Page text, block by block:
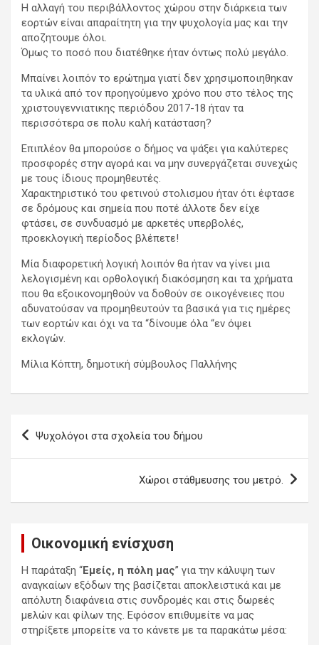
Η αλλαγή του περιβάλλοντος χώρου στην διάρκεια των
εορτών είναι απαραίτητη για την ψυχολογία μας και την
αποζητουμε όλοι.
Όμως το ποσό που διατέθηκε ήταν όντως πολύ μεγάλο.
Μπαίνει λοιπόν το ερώτημα γιατί δεν χρησιμοποιηθηκαν
τα υλικά από τον προηγούμενο χρόνο που στο τέλος της
χριστουγεννιατικης περιόδου 2017-18 ήταν τα
περισσότερα σε πολυ καλή κατάσταση?
Επιπλέον θα μπορούσε ο δήμος να ψάξει για καλύτερες
προσφορές στην αγορά και να μην συνεργάζεται συνεχώς
με τους ίδιους προμηθευτές.
Χαρακτηριστικό του φετινού στολισμου ήταν ότι έφτασε
σε δρόμους και σημεία που ποτέ άλλοτε δεν είχε
φτάσει, σε συνδυασμό με αρκετές υπερβολές,
προεκλογική περίοδος βλέπετε!
Μία διαφορετική λογική λοιπόν θα ήταν να γίνει μια
λελογισμένη και ορθολογική διακόσμηση και τα χρήματα
που θα εξοικονομηθούν να δοθούν σε οικογένειες που
αδυνατούσαν να προμηθευτούν τα βασικά για τις ημέρες
των εορτών και όχι να τα “δίνουμε όλα “εν όψει
εκλογών.
Μίλια Κόπτη, δημοτική σύμβουλος Παλλήνης
Πλοήγηση
άρθρων
Ψυχολόγοι στα σχολεία του δήμου
Χώροι στάθμευσης του μετρό.
Οικονομική ενίσχυση
Η παράταξη “Εμείς, η πόλη μας” για την κάλυψη των
αναγκαίων εξόδων της βασίζεται αποκλειστικά και με
απόλυτη διαφάνεια στις συνδρομές και στις δωρεές
μελών και φίλων της. Εφόσον επιθυμείτε να μας
στηρίξετε μπορείτε να το κάνετε με τα παρακάτω μέσα: